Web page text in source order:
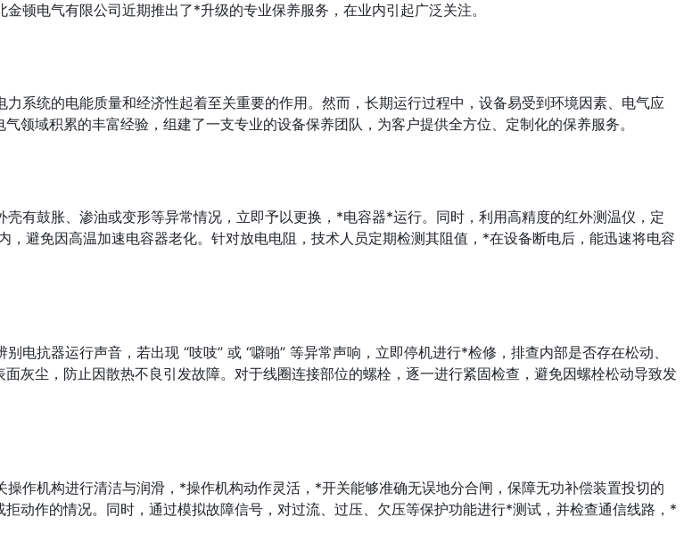
顿电气有限公司近期推出了*升级的专业保养服务，在业内引起广泛关注。
系统的电能质量和经济性起着至关重要的作用。然而，长期运行过程中，设备易受到环境因素、电气应
领域积累的丰富经验，组建了一支专业的设备保养团队，为客户提供全方位、定制化的保养服务。
有鼓胀、渗油或变形等异常情况，立即予以更换，*电容器*运行。同时，利用高精度的红外测温仪，定
免因高温加速电容器老化。针对放电电阻，技术人员定期检测其阻值，*在设备断电后，能迅速将电容
电抗器运行声音，若出现 “吱吱” 或 “噼啪” 等异常声响，立即停机进行*检修，排查内部是否存在松动、
灰尘，防止因散热不良引发故障。对于线圈连接部位的螺栓，逐一进行紧固检查，避免因螺栓松动导致发
作机构进行清洁与润滑，*操作机构动作灵活，*开关能够准确无误地分合闸，保障无功补偿装置投切的
动作的情况。同时，通过模拟故障信号，对过流、过压、欠压等保护功能进行*测试，并检查通信线路，*